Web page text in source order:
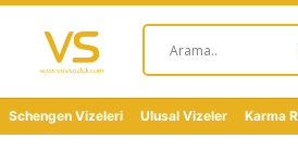
Schengen Vizeleri Ulusal Vizeler Karma